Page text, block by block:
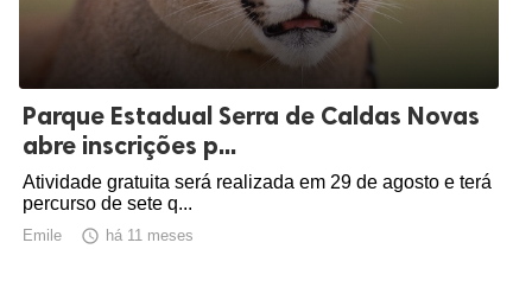
Parque Estadual Serra de Caldas Novas
abre inscrições p...
Atividade gratuita será realizada em 29 de agosto e terá
percurso de sete q...
Emile  há 11 meses